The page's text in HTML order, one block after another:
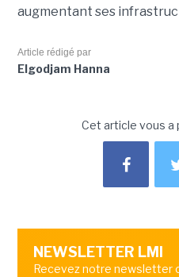
augmentant ses
Article rédigé par
Elgodjam Hanna
Cet article vous a
NEWSLETTER LMI
Recevez notre newsletter